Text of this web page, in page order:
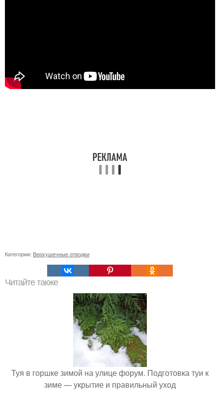
Категории: Верхушечные отводки
Читайте также
Туя в горшке зимой на улице форум. Подготовка туи к
зиме — укрытие и правильный уход